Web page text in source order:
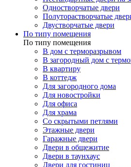
Одностворчатые двери
Полуторастворчатые
Двустворчатые двери
По типу помещения
По типу помещения
В дом с терморазрывом
В загородный дом с
В квартиру
В коттедж
Для загородного дома
Для новостройки
Для офиса
Для храма
Со скрытыми петлями
Этажные двери
Гаражные двери
Двери в общежитие
Двери в таунхаус
Двери для гостиниц